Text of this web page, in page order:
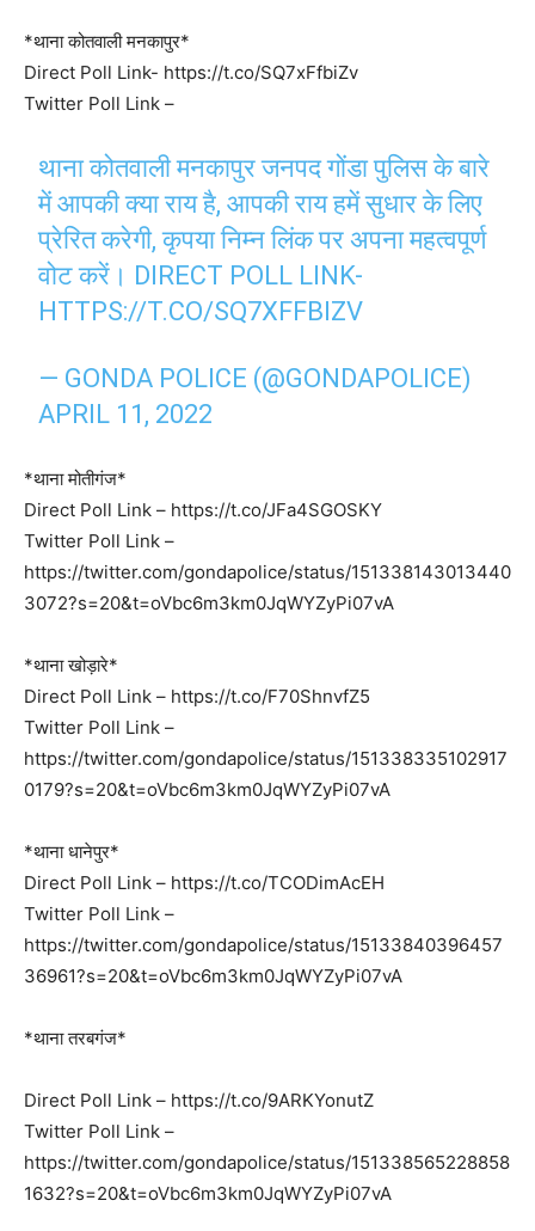
*थाना कोतवाली मनकापुर*
Direct Poll Link- https://t.co/SQ7xFfbiZv
Twitter Poll Link –
थाना कोतवाली मनकापुर जनपद गोंडा पुलिस के बारे
में आपकी क्या राय है, आपकी राय हमें सुधार के लिए
प्रेरित करेगी, कृपया निम्न लिंक पर अपना महत्वपूर्ण
वोट करें। DIRECT POLL LINK-
HTTPS://T.CO/SQ7XFFBIZV
— GONDA POLICE (@GONDAPOLICE)
APRIL 11, 2022
*थाना मोतीगंज*
Direct Poll Link – https://t.co/JFa4SGOSKY
Twitter Poll Link –
https://twitter.com/gondapolice/status/151338143013440
3072?s=20&t=oVbc6m3km0JqWYZyPi07vA
*थाना खोड़ारे*
Direct Poll Link – https://t.co/F70ShnvfZ5
Twitter Poll Link –
https://twitter.com/gondapolice/status/151338335102917
0179?s=20&t=oVbc6m3km0JqWYZyPi07vA
*थाना धानेपुर*
Direct Poll Link – https://t.co/TCODimAcEH
Twitter Poll Link –
https://twitter.com/gondapolice/status/15133840396457
36961?s=20&t=oVbc6m3km0JqWYZyPi07vA
*थाना तरबगंज*
Direct Poll Link – https://t.co/9ARKYonutZ
Twitter Poll Link –
https://twitter.com/gondapolice/status/151338565228858
1632?s=20&t=oVbc6m3km0JqWYZyPi07vA